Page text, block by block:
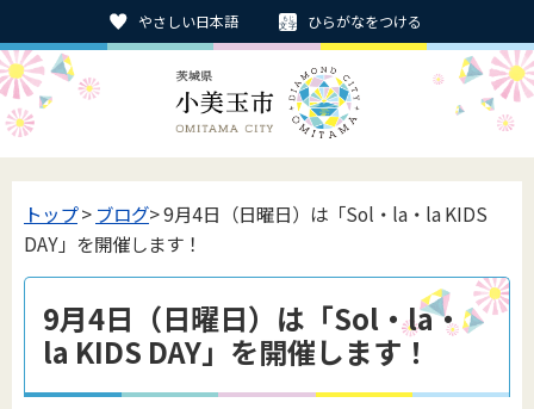
やさしい日本語 ひらがなをつける
トップ> ブログ> 9月4日（日曜日）は「Sol・la・la KIDS
DAY」を開催します！
9月4日（日曜日）は「Sol・la・
la KIDS DAY」を開催します！